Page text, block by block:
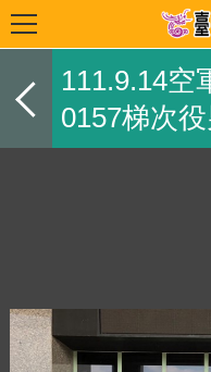
111.9.14空
0157梯次